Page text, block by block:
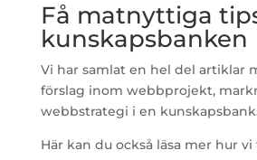
Få matnyttiga
kunskapsbanken
Vi har samlat en hel del artiklar
förslag inom webbprojekt,
webbstrategi i en
Här kan du också läsa mer hur